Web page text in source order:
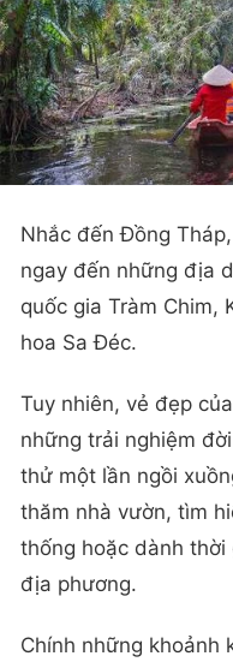
Nhắc đến Đồng
ngay đến những địa
quốc gia Tràm Chim,
hoa Sa Đéc.
Tuy nhiên, vẻ đẹp
những trải nghiệm
thử một lần ngồi
thăm nhà vườn, tìm
thống hoặc dành
địa phương.
Chính những khoảnh